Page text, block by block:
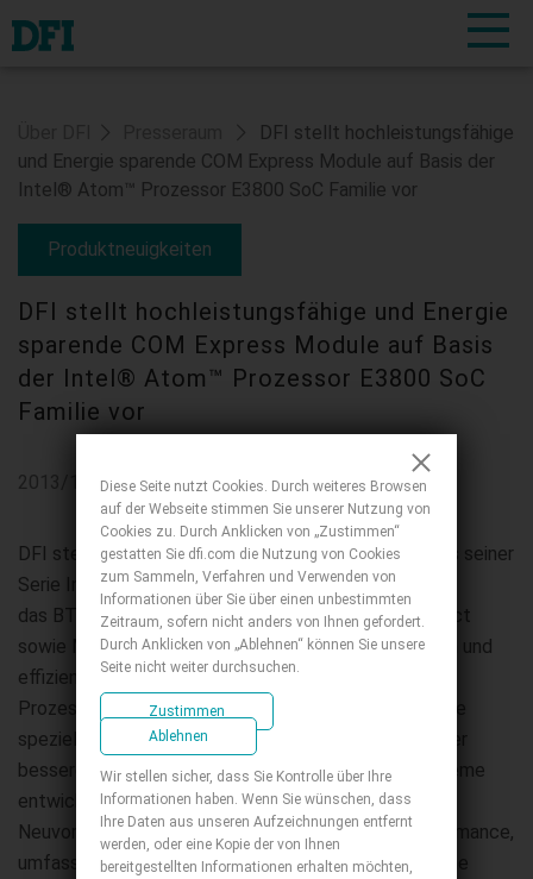
DFI stellt hochleistungsfähige
und Energie sparende COM Express Module auf Basis der
Intel® Atom™ Prozessor E3800 SoC Familie vor
Produktneuigkeiten
DFI stellt hochleistungsfähige und Energie
sparende COM Express Module auf Basis
der Intel® Atom™ Prozessor E3800 SoC
Familie vor
2013/10/23
DFI stellt heute zwei neue COM Express Module aus seiner
Serie Intel Atom basierter Boards vor,
das BT968 und BT9A3. Die neuen Module im Compact
sowie Mini Format basieren auf der Strom sparenden und
effizienten neuen Atom Generation und verwenden
Prozessoren aus der Intel® Atom™ E3800 Familie, die
speziell mit einem Auge auf die Forderung nach immer
besserer Leistung/Watt im Markt intelligenter Systeme
entwickelt wurde. Diese beiden einzigartigen
Neuvorstellungen liefern eindrucksvolle CPU Performance,
umfassende Medien- und Grafikfähigkeiten sowie eine
Diese Seite nutzt Cookies. Durch weiteres Browsen
auf der Webseite stimmen Sie unserer Nutzung von
Cookies zu. Durch Anklicken von „Zustimmen“
gestatten Sie dfi.com die Nutzung von Cookies
zum Sammeln, Verfahren und Verwenden von
Informationen über Sie über einen unbestimmten
Zeitraum, sofern nicht anders von Ihnen gefordert.
Durch Anklicken von „Ablehnen“ können Sie unsere
Seite nicht weiter durchsuchen.
Zustimmen
Ablehnen
Wir stellen sicher, dass Sie Kontrolle über Ihre
Informationen haben. Wenn Sie wünschen, dass
Ihre Daten aus unseren Aufzeichnungen entfernt
werden, oder eine Kopie der von Ihnen
bereitgestellten Informationen erhalten möchten,